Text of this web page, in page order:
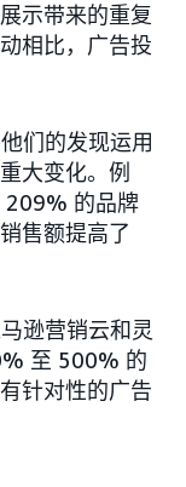
示带来的重复
相比，广告投
们的发现运用
大变化。例
209% 的品牌
售额提高了
逊营销云和灵
至 500% 的
针对性的广告